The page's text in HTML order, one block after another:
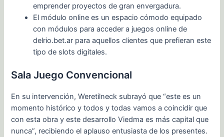
emprender proyectos de gran envergadura.
El módulo online es un espacio cómodo equipado
con módulos para acceder a juegos online de
delrio.bet.ar para aquellos clientes que prefieran este
tipo de slots digitales.
Sala Juego Convencional
En su intervención, Weretilneck subrayó que “este es un
momento histórico y todos y todas vamos a coincidir que
con esta obra y este desarrollo Viedma es más capital que
nunca”, recibiendo el aplauso entusiasta de los presentes.